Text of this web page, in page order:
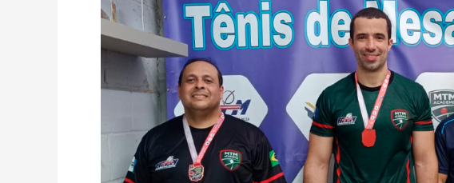
3ª
ETAPA
DO
CAMPEONATO
ALAGOANO
TÊNIS